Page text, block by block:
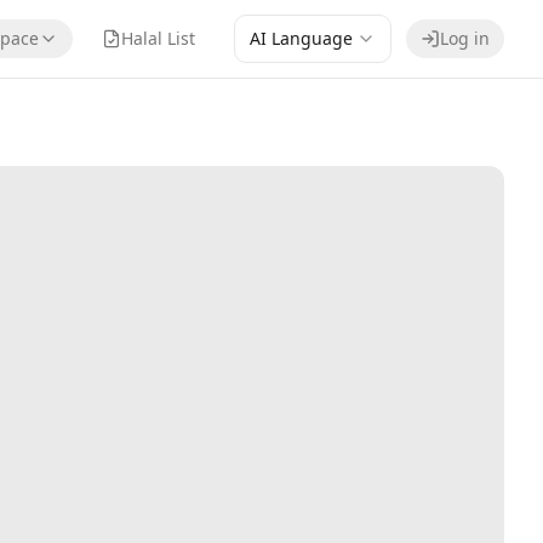
Halal List AI Language Log in